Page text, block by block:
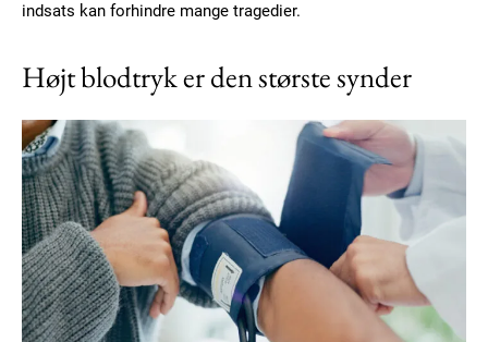
indsats kan forhindre mange tragedier.
Højt blodtryk er den største synder